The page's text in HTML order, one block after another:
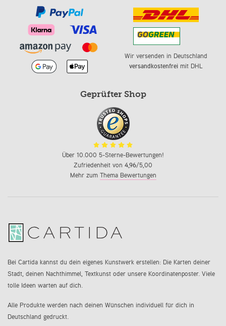
Wir versenden in Deutschland
versandkostenfreimit DHL
Geprüfter Shop
Über 10.000 5-Sterne-Bewertungen!
Zufriedenheit von 4,96/5,00
Mehr zum Thema Bewertungen
Bei Cartida kannst du dein eigenes Kunstwerk erstellen: Die Karten deiner
Stadt, deinen Nachthimmel, Textkunst oder unsere Koordinatenposter. Viele
tolle Ideen warten auf dich.
Alle Produkte werden nach deinen Wünschen individuell für dich in
Deutschland gedruckt.